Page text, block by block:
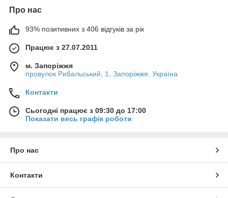
Про нас
93% позитивних з 406 відгуків за рік
Працює з 27.07.2011
м. Запоріжжя
провулок Рибальський, 1, Запоріжжя, Україна
Контакти
Сьогодні працює з 09:30 до 17:00
Показати весь графік роботи
Про нас
Контакти